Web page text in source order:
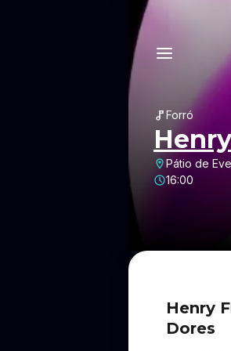
Forró
Pátio de
16:00
Henry
Dores